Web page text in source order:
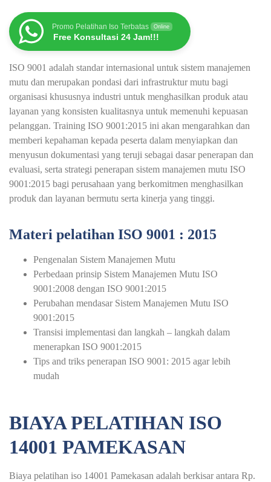
Promo Pelatihan Iso Terbatas Online
Free Konsultasi 24 Jam!!!
ISO 9001 adalah standar internasional untuk sistem manajemen
mutu dan merupakan pondasi dari infrastruktur mutu bagi
organisasi khususnya industri untuk menghasilkan produk atau
layanan yang konsisten kualitasnya untuk memenuhi kepuasan
pelanggan. Training ISO 9001:2015 ini akan mengarahkan dan
memberi kepahaman kepada peserta dalam menyiapkan dan
menyusun dokumentasi yang teruji sebagai dasar penerapan dan
evaluasi, serta strategi penerapan sistem manajemen mutu ISO
9001:2015 bagi perusahaan yang berkomitmen menghasilkan
produk dan layanan bermutu serta kinerja yang tinggi.
Materi pelatihan ISO 9001 : 2015
Pengenalan Sistem Manajemen Mutu
Perbedaan prinsip Sistem Manajemen Mutu ISO
9001:2008 dengan ISO 9001:2015
Perubahan mendasar Sistem Manajemen Mutu ISO
9001:2015
Transisi implementasi dan langkah – langkah dalam
menerapkan ISO 9001:2015
Tips and triks penerapan ISO 9001: 2015 agar lebih
mudah
BIAYA PELATIHAN ISO
14001 PAMEKASAN
Biaya pelatihan iso 14001 Pamekasan adalah berkisar antara Rp.